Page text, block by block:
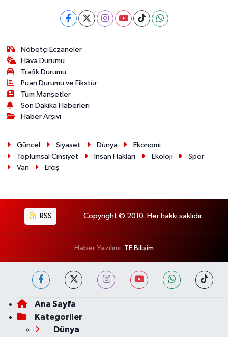
Nöbetçi Eczaneler
Hava Durumu
Trafik Durumu
Puan Durumu ve Fikstür
Tüm Manşetler
Son Dakika Haberleri
Haber Arşivi
Güncel Siyaset Dünya
Ekonomi
Toplumsal Cinsiyet
İnsan Hakları Ekoloji
Spor
Van
Erciş
RSS Copyright © 2010. Her hakkı saklıdır.
Haber Yazılımı: TE Bilişim
Ana Sayfa
Kategoriler
Dünya